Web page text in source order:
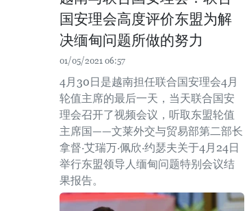
国安理会高度评价东盟为解
决缅甸问题所做的努力
01/05/2021 06:57
4月30日是越南担任联合国安理会4月
轮值主席的最后一天，当天联合国安
理会召开了视频会议，听取东盟轮值
主席国——文莱外交与贸易部第二部长
拿督·艾瑞万·佩欣·约瑟夫关于4月24日
举行东盟领导人缅甸问题特别会议结
果报告。